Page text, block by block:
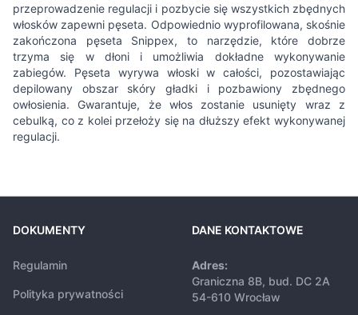
przeprowadzenie regulacji i pozbycie się wszystkich zbędnych
włosków zapewni pęseta. Odpowiednio wyprofilowana, skośnie
zakończona pęseta Snippex, to narzędzie, które dobrze
trzyma się w dłoni i umożliwia dokładne wykonywanie
zabiegów. Pęseta wyrywa włoski w całości, pozostawiając
depilowany obszar skóry gładki i pozbawiony zbędnego
owłosienia. Gwarantuje, że włos zostanie usunięty wraz z
cebulką, co z kolei przełoży się na dłuższy efekt wykonywanej
regulacji.
DOKUMENTY
Regulamin
Polityka prywatności
DANE KONTAKTOWE
Adres:
Graniczna 8B, bud. DC 2A
54-610 Wrocław